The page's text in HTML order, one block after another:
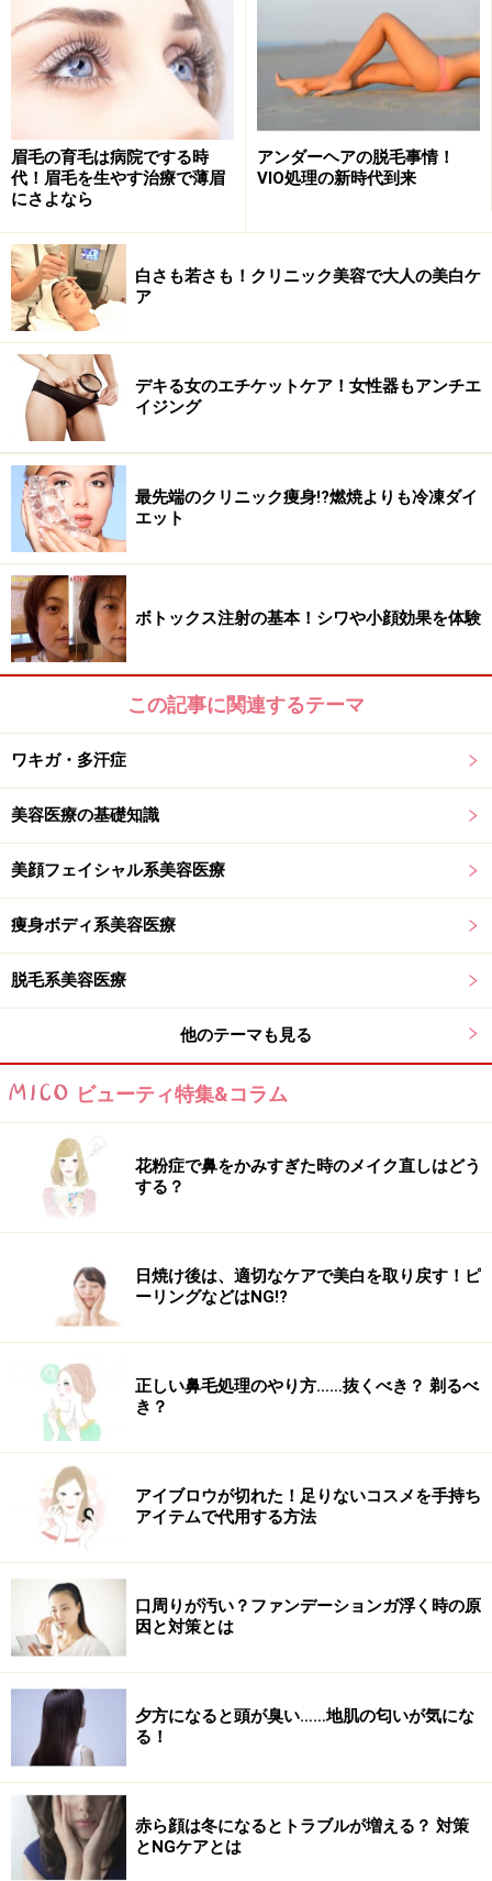
眉毛の育毛は病院でする時
代！眉毛を生やす治療で薄眉
にさよなら
アンダーヘアの脱毛事情！
VIO処理の新時代到来
白さも若さも！クリニック美容で大人の美白ケ
ア
デキる女のエチケットケア！女性器もアンチエ
イジング
最先端のクリニック痩身!?燃焼よりも冷凍ダイ
エット
ボトックス注射の基本！シワや小顔効果を体験
この記事に関連するテーマ
ワキガ・多汗症
美容医療の基礎知識
美顔フェイシャル系美容医療
痩身ボディ系美容医療
脱毛系美容医療
他のテーマも見る
ビューティ特集&コラム
花粉症で鼻をかみすぎた時のメイク直しはどう
する？
日焼け後は、適切なケアで美白を取り戻す！ピ
ーリングなどはNG!?
正しい鼻毛処理のやり方……抜くべき？ 剃るべ
き？
アイブロウが切れた！足りないコスメを手持ち
アイテムで代用する方法
口周りが汚い？ファンデーションガ浮く時の原
因と対策とは
夕方になると頭が臭い……地肌の匂いが気にな
る！
赤ら顔は冬になるとトラブルが増える？ 対策
とNGケアとは